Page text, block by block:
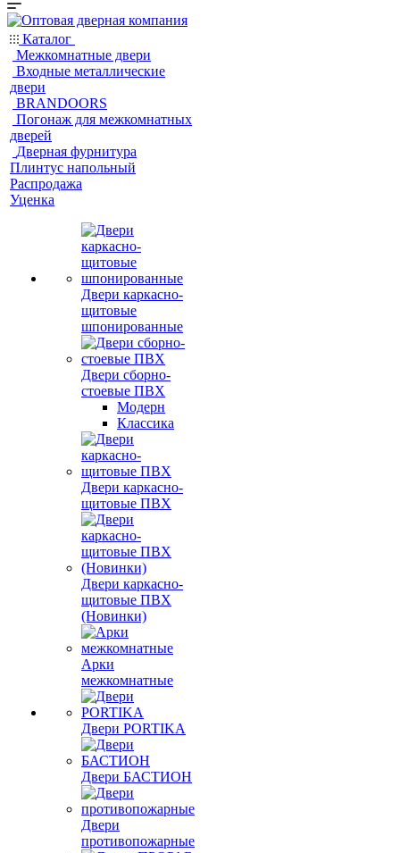
Каталог
Межкомнатные двери
Входные металлические
двери
BRANDOORS
Погонаж для межкомнатных
дверей
Дверная фурнитура
Плинтус напольный
Распродажа
Уценка
Двери каркасно-
щитовые
шпонированные
Двери сборно-
стоевые ПВХ
Модерн
Классика
Двери каркасно-
щитовые ПВХ
Двери каркасно-
щитовые ПВХ
(Новинки)
Арки
межкомнатные
Двери PORTIKA
Двери БАСТИОН
Двери
противопожарные